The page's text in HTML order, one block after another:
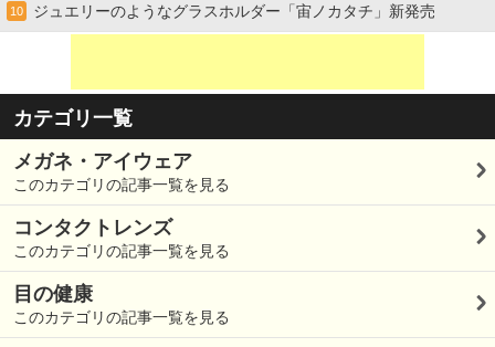
10 ジュエリーのようなグラスホルダー「宙ノカタチ」新発売
カテゴリ一覧
メガネ・アイウェア
このカテゴリの記事一覧を見る
コンタクトレンズ
このカテゴリの記事一覧を見る
目の健康
このカテゴリの記事一覧を見る